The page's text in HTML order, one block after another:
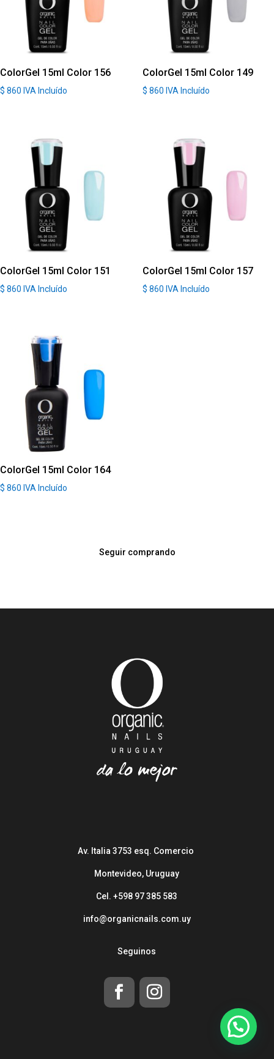
ColorGel 15ml Color 156
$ 860 IVA Incluído
ColorGel 15ml Color 149
$ 860 IVA Incluído
ColorGel 15ml Color 151
$ 860 IVA Incluído
ColorGel 15ml Color 157
$ 860 IVA Incluído
ColorGel 15ml Color 164
$ 860 IVA Incluído
Seguir comprando
Av. Italia 3753 esq. Comercio
Montevideo, Uruguay
Cel. +598 97 385 583
info@organicnails.com.uy
Seguinos